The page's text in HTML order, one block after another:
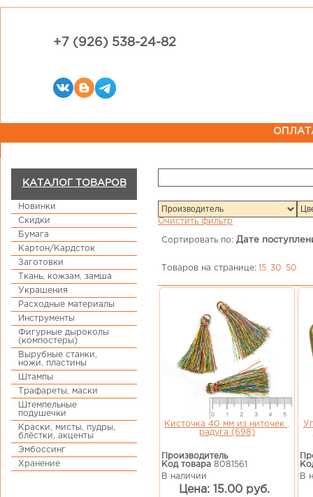
+7 (926) 538-24-82
КАТАЛОГ ТОВАРОВ
Новинки
Скидки
Бумага
Картон/Кардсток
Заготовки
Ткань, кожзам, замша
Украшения
Расходные материалы
Инструменты
Фигурные дыроколы
(компостеры)
Вырубные станки,
ножи, пластины
Штампы
Трафареты, маски
Штемпельные
подушечки
Краски, мисты, пудры,
блёстки, акценты
Эмбоссинг
Хранение
Очистить фильтр
Сортировать по: Дате
Товаров на странице: 15 30 50
Кисточка 40 мм из ниточек ,
радуга (698)
Производитель
Код товара 8081561
В наличии
Цена: 15.00 руб.
В